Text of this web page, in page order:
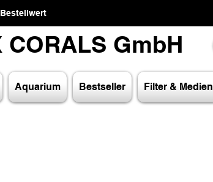
CORALS GmbH
CORALS GmbH
Aquarium Bestseller Filter & Medien